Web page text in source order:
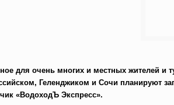
для очень многих и местных жителей и
Геленджиком и Сочи планируют
«ВодоходЪ Экспресс».